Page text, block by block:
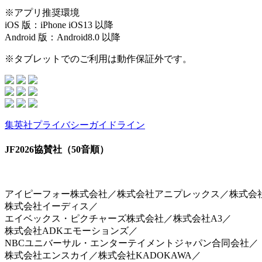
※アプリ推奨環境
iOS 版：iPhone iOS13 以降
Android 版：Android8.0 以降
※タブレットでのご利用は動作保証外です。
集英社プライバシーガイドライン
JF2026協賛社（50音順）
アイピーフォー株式会社／株式会社アニプレックス／株式会
株式会社イーディス／
エイベックス・ピクチャーズ株式会社／株式会社A3／
株式会社ADKエモーションズ／
NBCユニバーサル・エンターテイメントジャパン合同会社／
株式会社エンスカイ／株式会社KADOKAWA／